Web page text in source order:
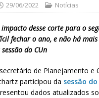
29/06/2022 Notícias
impacto desse corte para o
fechar o ano, e não há
do CUn
de Planejamento e
participou da sessão
dados atualizados